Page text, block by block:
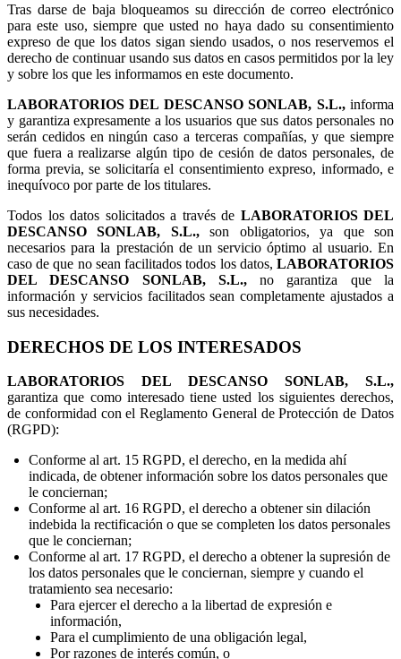
Tras darse de baja bloqueamos su dirección de correo electrónico
para este uso, siempre que usted no haya dado su consentimiento
expreso de que los datos sigan siendo usados, o nos reservemos el
derecho de continuar usando sus datos en casos permitidos por la ley
y sobre los que les informamos en este documento.
LABORATORIOS DEL DESCANSO SONLAB, S.L.,informa
y garantiza expresamente a los usuarios que sus datos personales no
serán cedidos en ningún caso a terceras compañías, y que siempre
que fuera a realizarse algún tipo de cesión de datos personales, de
forma previa, se solicitaría el consentimiento expreso, informado, e
inequívoco por parte de los titulares.
Todos los datos solicitados a través de LABORATORIOS DEL
DESCANSO SONLAB, S.L.,son obligatorios, ya que son
necesarios para la prestación de un servicio óptimo al usuario. En
caso de que no sean facilitados todos los datos, LABORATORIOS
DEL DESCANSO SONLAB, S.L.,no garantiza que la
información y servicios facilitados sean completamente ajustados a
sus necesidades.
DERECHOS DE LOS INTERESADOS
LABORATORIOS DEL DESCANSO SONLAB, S.L.,
garantiza que como interesado tiene usted los siguientes derechos,
de conformidad con el Reglamento General de Protección de Datos
(RGPD):
Conforme al art. 15 RGPD, el derecho, en la medida ahí
indicada, de obtener información sobre los datos personales que
le conciernan;
Conforme al art. 16 RGPD, el derecho a obtener sin dilación
indebida la rectificación o que se completen los datos personales
que le conciernan;
Conforme al art. 17 RGPD, el derecho a obtener la supresión de
los datos personales que le conciernan, siempre y cuando el
tratamiento sea necesario:
Para ejercer el derecho a la libertad de expresión e
información,
Para el cumplimiento de una obligación legal,
Por razones de interés común, o